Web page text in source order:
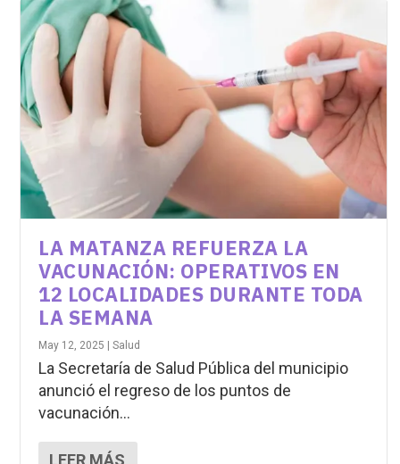
LA MATANZA REFUERZA LA
VACUNACIÓN: OPERATIVOS EN
12 LOCALIDADES DURANTE TODA
LA SEMANA
May 12, 2025 |Salud
La Secretaría de Salud Pública del municipio
anunció el regreso de los puntos de
vacunación...